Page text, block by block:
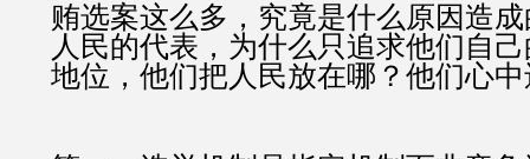
贿选案这么多，究竟是什么原因造
人民的代表，为什么只追求他们自
地位，他们把人民放在哪？他们心